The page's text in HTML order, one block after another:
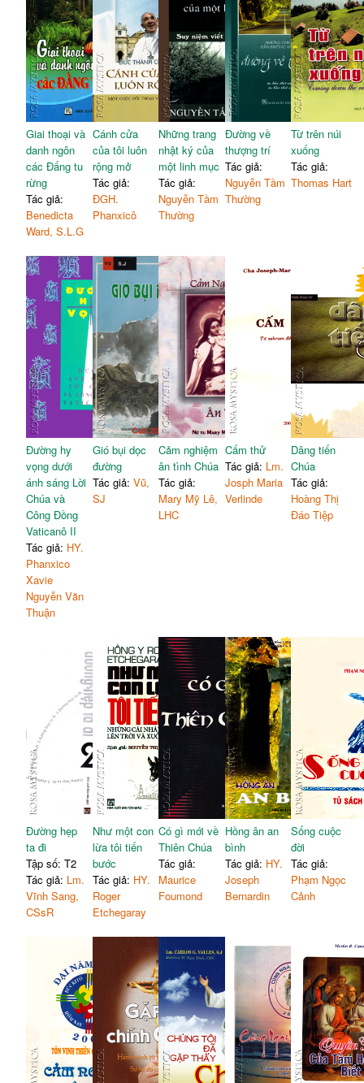
Giai thoại và
danh ngôn
các Đấng tu
rừng
Tác giả:
Benedicta
Ward, S.L.G
Cánh cửa
của tôi luôn
rộng mở
Tác giả:
ĐGH.
Phanxicô
Những trang
nhật ký của
một linh mục
Tác giả:
Nguyễn Tầm
Thường
Đường về
thượng trí
Tác giả:
Nguyễn Tầm
Thường
Từ trên núi
xuống
Tác giả:
Thomas Hart
Đường hy
vọng dưới
ánh sáng Lời
Chúa và
Công Đồng
Vaticanô II
Tác giả: HY.
Phanxico
Xavie
Nguyễn Văn
Thuận
Gió bụi dọc
đường
Tác giả: Vũ,
SJ
Cảm nghiệm
ân tình Chúa
Tác giả:
Mary Mỹ Lê,
LHC
Cấm thử
Tác giả: Lm.
Josph Maria
Verlinde
Dâng tiến
Chúa
Tác giả:
Hoàng Thị
Đáo Tiệp
Đường hẹp
ta đi
Tập số: T2
Tác giả: Lm.
Vĩnh Sang,
CSsR
Như một con
lừa tôi tiến
bước
Tác giả: HY.
Roger
Etchegaray
Có gì mới về
Thiên Chúa
Tác giả:
Maurice
Foumond
Hồng ân an
bình
Tác giả: HY.
Joseph
Bernardin
Sống cuộc
đời
Tác giả:
Phạm Ngọc
Cảnh